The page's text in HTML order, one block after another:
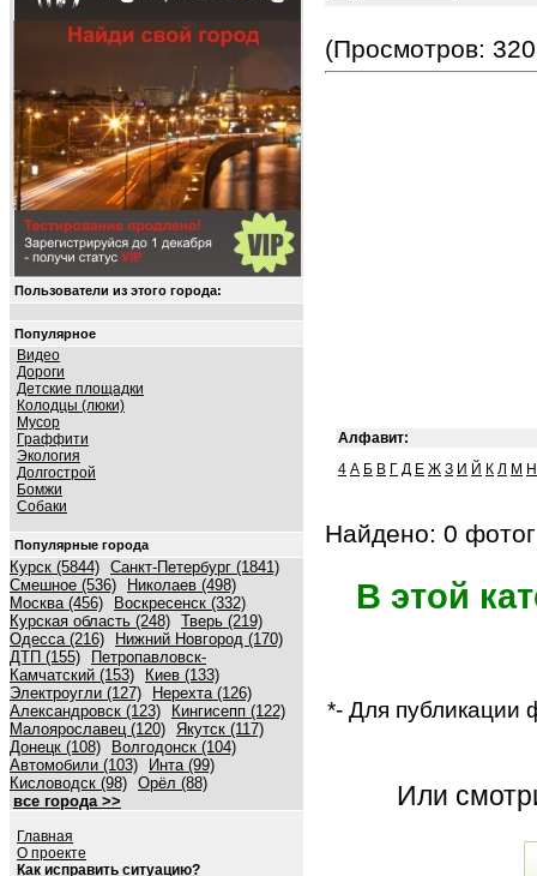
Пользователи из этого города:
Популярное
Видео
Дороги
Детские площадки
Колодцы (люки)
Мусор
Граффити
Экология
Долгострой
Бомжи
Собаки
Популярные города
Курск (5844) Санкт-Петербург (1841)
Смешное (536)
Николаев (498)
Москва (456)
Воскресенск (332)
Курская область (248) Тверь (219)
Одесса (216)
Нижний Новгород (170)
ДТП (155)
Петропавловск-
Камчатский (153)
Киев (133)
Электроугли (127)
Нерехта (126)
Александровск (123)
Кингисепп (122)
Малоярославец (120) Якутск (117)
Донецк (108)
Волгодонск (104)
Автомобили (103)
Инта (99)
Кисловодск (98) Орёл (88)
все города >>
Главная
О проекте
Как исправить ситуацию?
(Просмотров:
Алфавит:
4 А Б В Г Д Е Ж З И Й К Л М Н
Найдено: 0
В этой
*- Для публикации
Или